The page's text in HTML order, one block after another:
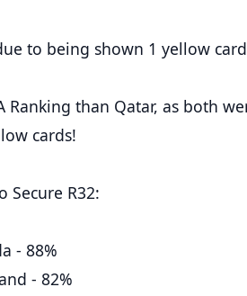
to being shown 1 yellow
Ranking than Qatar, as both
cards!
Secure R32:
- 88%
- 82%